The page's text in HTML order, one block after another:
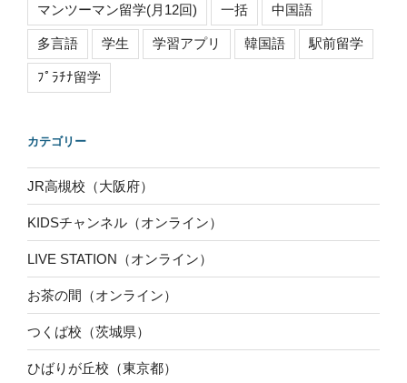
マンツーマン留学(月12回) 一括 中国語
多言語 学生 学習アプリ 韓国語 駅前留学
ﾌﾟﾗﾁﾅ留学
カテゴリー
JR高槻校（大阪府）
KIDSチャンネル（オンライン）
LIVE STATION（オンライン）
お茶の間（オンライン）
つくば校（茨城県）
ひばりが丘校（東京都）